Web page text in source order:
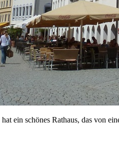
ein schönes Rathaus, das von